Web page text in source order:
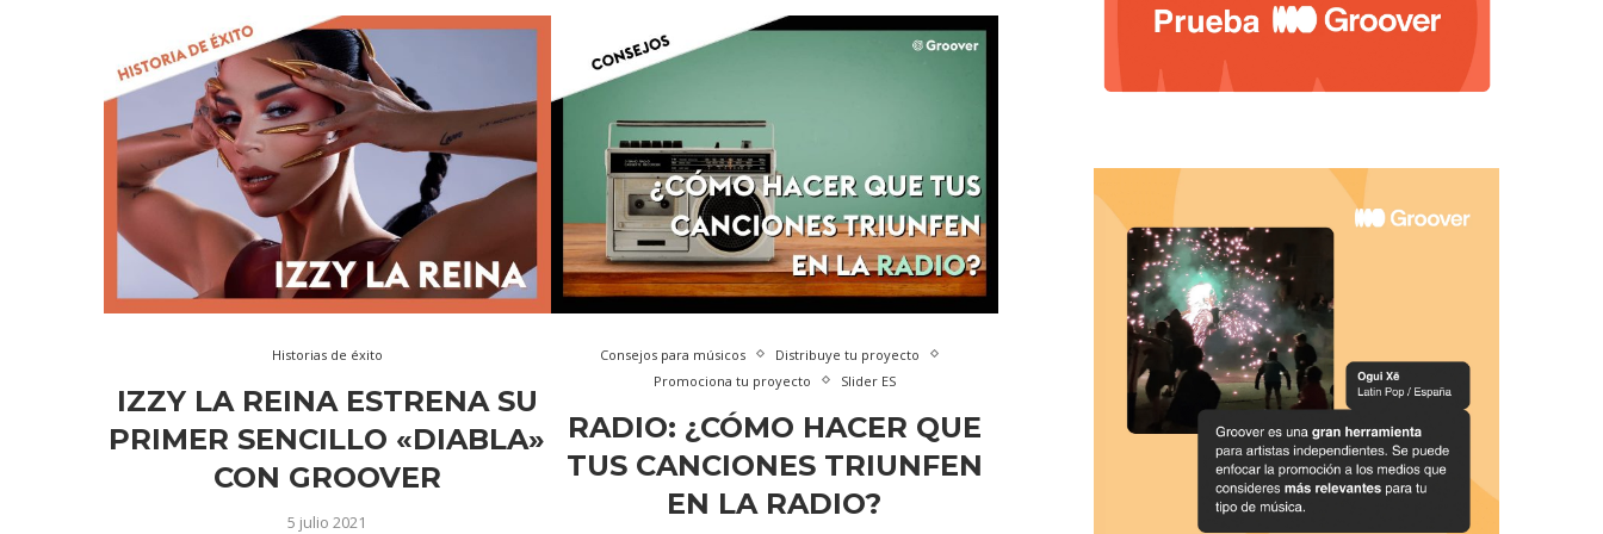
Historias de éxito
IZZY LA REINA ESTRENA SU
PRIMER SENCILLO «DIABLA»
CON GROOVER
5 julio 2021
Consejos para músicos
Distribuye tu proyecto
Promociona tu proyecto
Slider ES
RADIO: ¿CÓMO HACER QUE
TUS CANCIONES TRIUNFEN
EN LA RADIO?